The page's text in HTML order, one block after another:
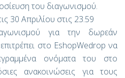
του διαγωνισμού.
30 Απριλίου στις 23.59
για την δωρεάν
στο EshopWedrop να
ονόματα του στο
ανακοινώσεις για τους